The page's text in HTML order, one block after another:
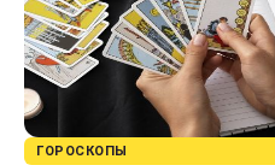
ГОРОСКОПЫ